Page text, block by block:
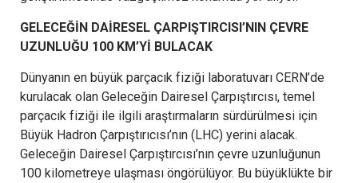
GELECEĞİN DAİRESEL ÇARPIŞTIRCISI’NIN ÇEVRE
UZUNLUĞU 100 KM’Yİ BULACAK
Dünyanın en büyük parçacık fiziği laboratuvarı CERN’de
kurulacak olan Geleceğin Dairesel Çarpıştırcısı, temel
parçacık fiziği ile ilgili araştırmaların sürdürülmesi için
Büyük Hadron Çarpıştırıcısı’nın (LHC) yerini alacak.
Geleceğin Dairesel Çarpıştırcısı’nın çevre uzunluğunun
100 kilometreye ulaşması öngörülüyor. Bu büyüklükte bir